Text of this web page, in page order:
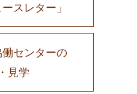
スレター」
センターの
見学